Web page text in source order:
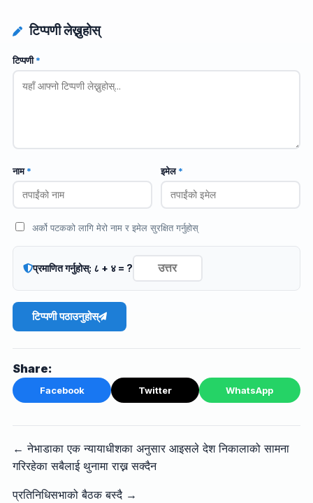
टिप्पणी लेख्नुहोस्
टिप्पणी*
नाम* इमेल*
अर्को पटकको लागि मेरो नाम र इमेल सुरक्षित गर्नुहोस्
प्रमाणित गर्नुहोस्: ८ + ४ = ?
टिप्पणी पठाउनुहोस्
Share:
Facebook Twitter WhatsApp
← नेभाडाका एक न्यायाधीशका अनुसार आइसले देश निकालाको सामना
गरिरहेका सबैलाई थुनामा राख्न सक्दैन
प्रतिनिधिसभाको बैठक बस्दै →